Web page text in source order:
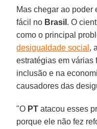
Mas chegar ao poder
fácil no Brasil . O
como o principal
desigualdade social ,
estratégias em várias
inclusão e na
causadores das
"O PT atacou esses
porque ele não fez